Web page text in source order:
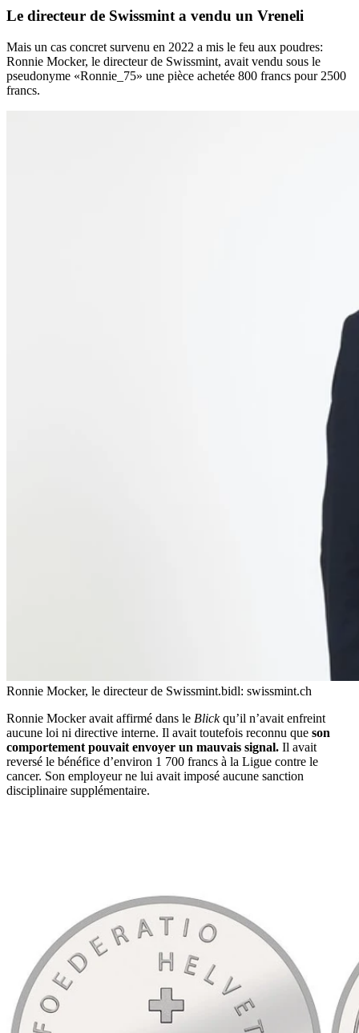
Le directeur de Swissmint a vendu un Vreneli
Mais un cas concret survenu en 2022 a mis le feu aux poudres:
Ronnie Mocker, le directeur de Swissmint, avait vendu sous le
pseudonyme «Ronnie_75» une pièce achetée 800 francs pour 2500
francs.
Ronnie Mocker, le directeur de Swissmint.bidl: swissmint.ch
Ronnie Mocker avait affirmé dans le Blickqu’il n’avait enfreint
aucune loi ni directive interne. Il avait toutefois reconnu que son
comportement pouvait envoyer un mauvais signal. Il avait
reversé le bénéfice d’environ 1 700 francs à la Ligue contre le
cancer. Son employeur ne lui avait imposé aucune sanction
disciplinaire supplémentaire.